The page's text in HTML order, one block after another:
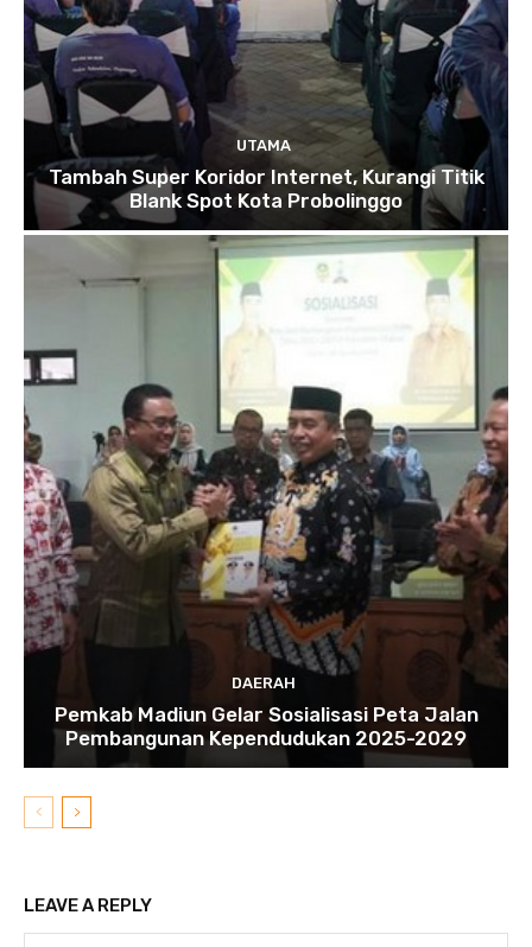
UTAMA
Tambah Super Koridor Internet, Kurangi Titik
Blank Spot Kota Probolinggo
DAERAH
Pemkab Madiun Gelar Sosialisasi Peta Jalan
Pembangunan Kependudukan 2025-2029
LEAVE A REPLY